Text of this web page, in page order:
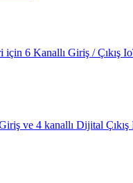
6 Kanallı Giriş / Çıkış
ve 4 kanallı Dijital